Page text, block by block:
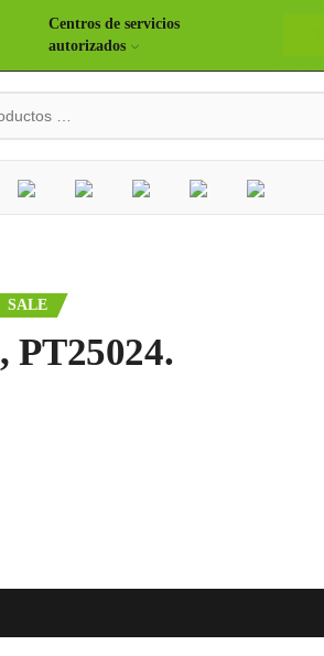
Centros de servicios
autorizados
SALE
PT25024.